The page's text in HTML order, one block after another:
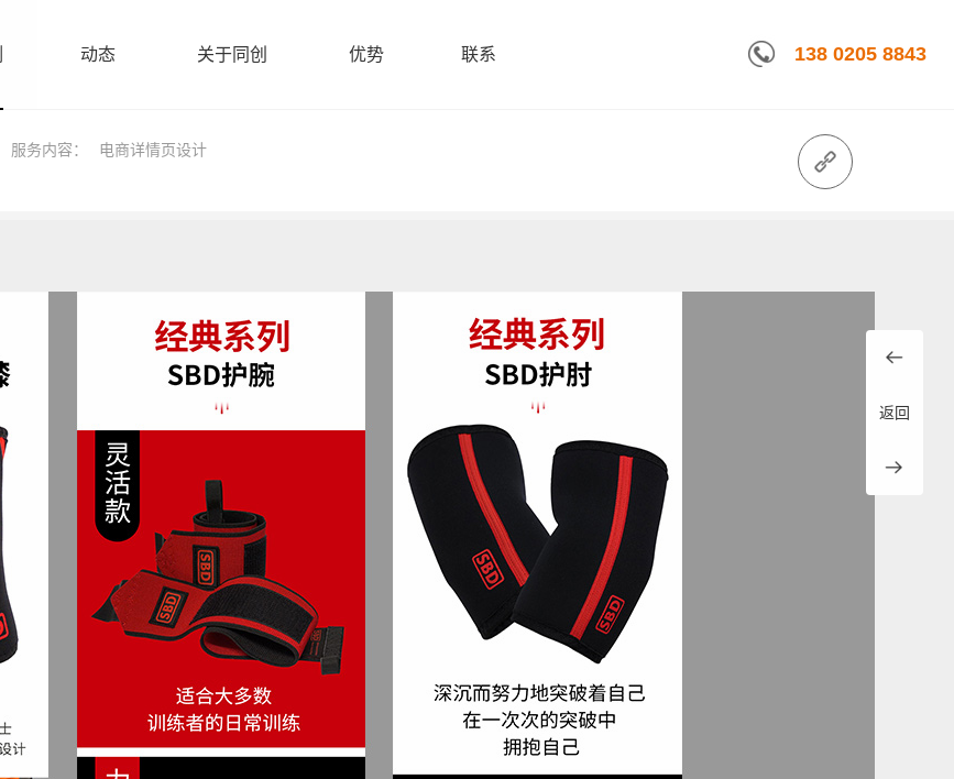
动态 关于同创 优势 联系 138 0205 8843
返回
服务内容： 电商详情页设计